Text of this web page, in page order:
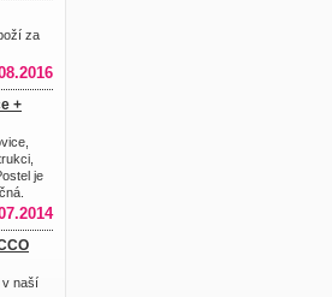
za
+
je
v naší